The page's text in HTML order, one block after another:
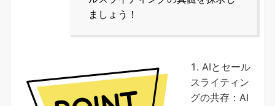
ましょう！
AIとセール
スライティン
グの共存：AI